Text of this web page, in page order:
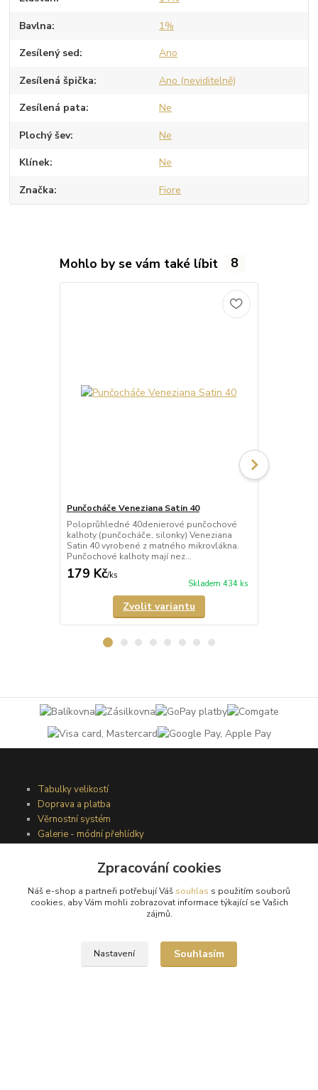
Bavlna 1%
Zesílený sed Ano
Zesílená špička Ano (neviditelně)
Zesílená pata Ne
Plochý šev Ne
Klínek Ne
Značka Fiore
Mohlo by se vám také líbit 8
Punčocháče Veneziana Satin 40
Poloprůhledné 40denierové punčochové
kalhoty (punčocháče, silonky) Veneziana
Satin 40 vyrobené z matného mikrovlákna.
Punčochové kalhoty mají nez...
179 Kč/ks
Skladem 434 ks
Zvolit variantu
Tabulky velikostí
Doprava a platba
Věrnostní systém
Galerie - módní přehlídky
Podmínky užití webového rozhraní
Obchodní podmínky
Zpracování cookies
Náš e-shop a partneři potřebují Váš souhlas s použitím souborů
cookies, aby Vám mohli zobrazovat informace týkající se Vašich
zájmů.
Nastavení Souhlasím